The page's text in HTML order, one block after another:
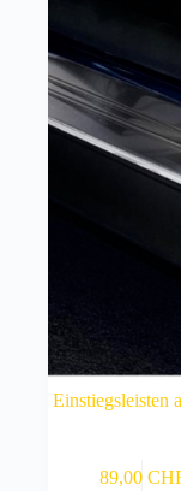
Einstiegsleisten
89,00